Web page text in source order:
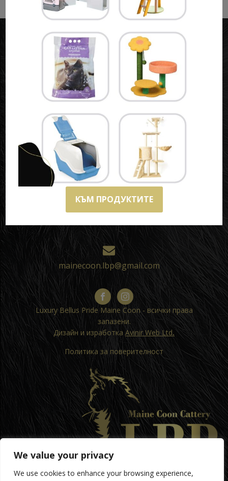
We value your privacy
We use cookies to enhance your browsing experience,
НАЛИЧНИ КОТЕТА ВЪЗПИТАНИЦИ ЖЕНСКИ
МЪЖКИ ПРОДУКТИ РЕЗЕРВАЦИИ
Варна, България
+359 894 606 797
mainecoon.lbp@gmail.com
Luxury Bellus Pride Maine Coon - всички права
запазени.
Дизайн и изработка Avinir Web Ltd.
Политика за поверителност
КЪМ ПРОДУКТИТЕ